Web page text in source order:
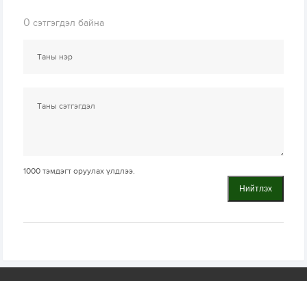
0 сэтгэгдэл байна
1000 тэмдэгт оруулах үлдлээ.
Нийтлэх